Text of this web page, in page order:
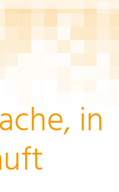
in